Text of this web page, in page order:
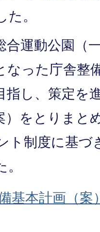
。
合運動公園（
なった庁舎整
指し、策定を
）をとりまと
ト制度に基づ
。
基本計画（